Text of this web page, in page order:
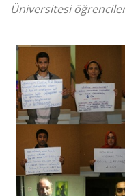
Üniversitesi